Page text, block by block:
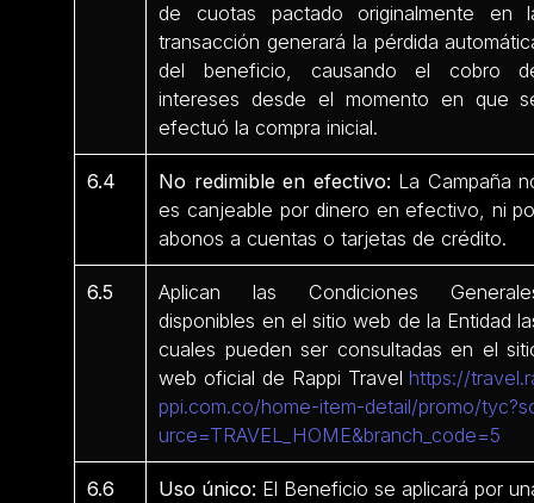
de cuotas pactado originalmente en
transacción generará la pérdida
del beneficio, causando el cobro
intereses desde el momento en que
efectuó la compra inicial.
6.4 No redimible en efectivo: La Campaña
es canjeable por dinero en efectivo, ni
abonos a cuentas o tarjetas de crédito.
6.5
Aplican las Condiciones
disponibles en el sitio web de la Entidad
cuales pueden ser consultadas en el
web oficial de Rappi Travelhttps://
ppi.com.co/home-item-detail/promo/
urce=TRAVEL_HOME&branch_code=5
6.6 Uso único: El Beneficio se aplicará por